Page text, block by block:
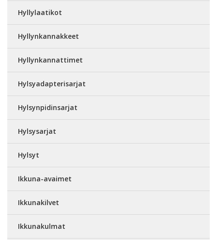
Hyllylaatikot
Hyllynkannakkeet
Hyllynkannattimet
Hylsyadapterisarjat
Hylsynpidinsarjat
Hylsysarjat
Hylsyt
Ikkuna-avaimet
Ikkunakilvet
Ikkunakulmat